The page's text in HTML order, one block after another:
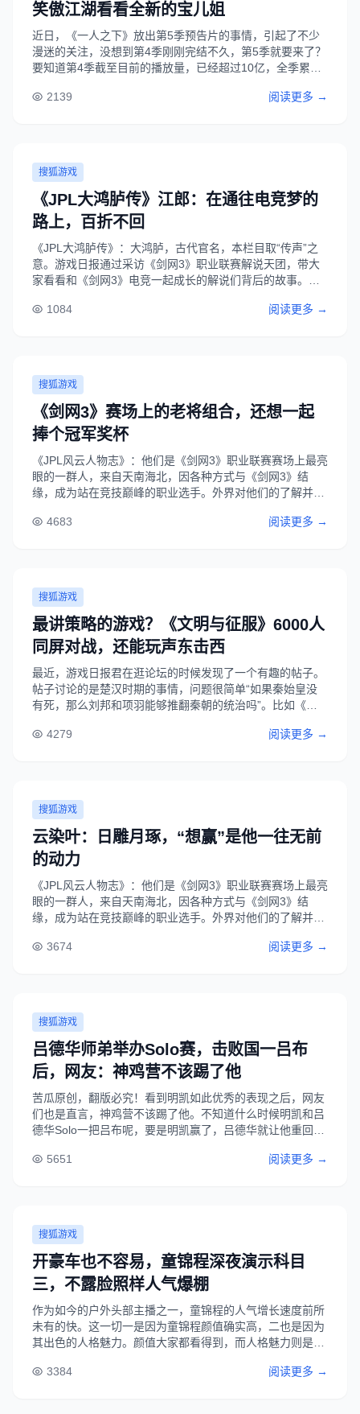
笑傲江湖看看全新的宝儿姐
近日，《一人之下》放出第5季预告片的事情，引起了不少
漫迷的关注，没想到第4季刚刚完结不久，第5季就要来了？
要知道第4季截至目前的播放量，已经超过10亿，全季累计
测，按照《一人之下》往年预告片到正式上线的曝光节奏，
2139 阅读更多 →
搜狐游戏
《JPL大鸿胪传》江郎：在通往电竞梦的
路上，百折不回
《JPL大鸿胪传》：大鸿胪，古代官名，本栏目取“传声”之
意。游戏日报通过采访《剑网3》职业联赛解说天团，带大
家看看和《剑网3》电竞一起成长的解说们背后的故事。与
事，包括俞白维都有两个月的经验，而他却是个“纯萌新”。
1084 阅读更多 →
搜狐游戏
《剑网3》赛场上的老将组合，还想一起
捧个冠军奖杯
《JPL风云人物志》：他们是《剑网3》职业联赛赛场上最亮
眼的一群人，来自天南海北，因各种方式与《剑网3》结
缘，成为站在竞技巅峰的职业选手。外界对他们的了解并不
看选手眼中的自己。在《剑网3》的赛场上有这样三个人，
4683 阅读更多 →
搜狐游戏
最讲策略的游戏？《文明与征服》6000人
同屏对战，还能玩声东击西
最近，游戏日报君在逛论坛的时候发现了一个有趣的帖子。
帖子讨论的是楚汉时期的事情，问题很简单“如果秦始皇没
有死，那么刘邦和项羽能够推翻秦朝的统治吗”。比如《文
服》中是一位自带控制的英雄，可以施加缴械或者沉默，而
4279 阅读更多 →
搜狐游戏
云染叶：日雕月琢，“想赢”是他一往无前
的动力
《JPL风云人物志》：他们是《剑网3》职业联赛赛场上最亮
眼的一群人，来自天南海北，因各种方式与《剑网3》结
缘，成为站在竞技巅峰的职业选手。外界对他们的了解并不
《剑网3》赛事，是圈子里数得上号的顶级奶妈，也是去年
3674 阅读更多 →
搜狐游戏
吕德华师弟举办Solo赛，击败国一吕布
后，网友：神鸡营不该踢了他
苦瓜原创，翻版必究！看到明凯如此优秀的表现之后，网友
们也是直言，神鸡营不该踢了他。不知道什么时候明凯和吕
德华Solo一把吕布呢，要是明凯赢了，吕德华就让他重回神
了。...
5651 阅读更多 →
搜狐游戏
开豪车也不容易，童锦程深夜演示科目
三，不露脸照样人气爆棚
作为如今的户外头部主播之一，童锦程的人气增长速度前所
未有的快。这一切一是因为童锦程颜值确实高，二也是因为
其出色的人格魅力。颜值大家都看得到，而人格魅力则是由
的深夜直播中就展现了一把。虽然开的豪车价值不菲，但是
3384 阅读更多 →